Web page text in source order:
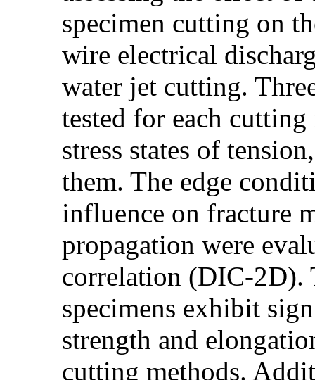
specimen cutting on
wire electrical
water jet cutting.
tested for each
stress states of
them. The edge
influence on fracture
propagation were
correlation (DIC-2D).
specimens exhibit
strength and
cutting methods.